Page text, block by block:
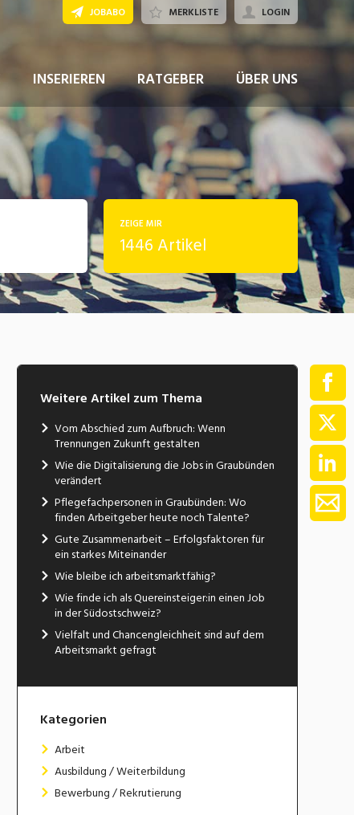
INSERIEREN RATGEBER ÜBER UNS
JOBABO MERKLISTE LOGIN
ZEIGE MIR
1446 Artikel
Weitere Artikel zum Thema
Vom Abschied zum Aufbruch: Wenn
Trennungen Zukunft gestalten
Wie die Digitalisierung die Jobs in Graubünden
verändert
Pflegefachpersonen in Graubünden: Wo
finden Arbeitgeber heute noch Talente?
Gute Zusammenarbeit – Erfolgsfaktoren für
ein starkes Miteinander
Wie bleibe ich arbeitsmarktfähig?
Wie finde ich als Quereinsteiger:in einen Job
in der Südostschweiz?
Vielfalt und Chancengleichheit sind auf dem
Arbeitsmarkt gefragt
Kategorien
Arbeit
Ausbildung / Weiterbildung
Bewerbung / Rekrutierung